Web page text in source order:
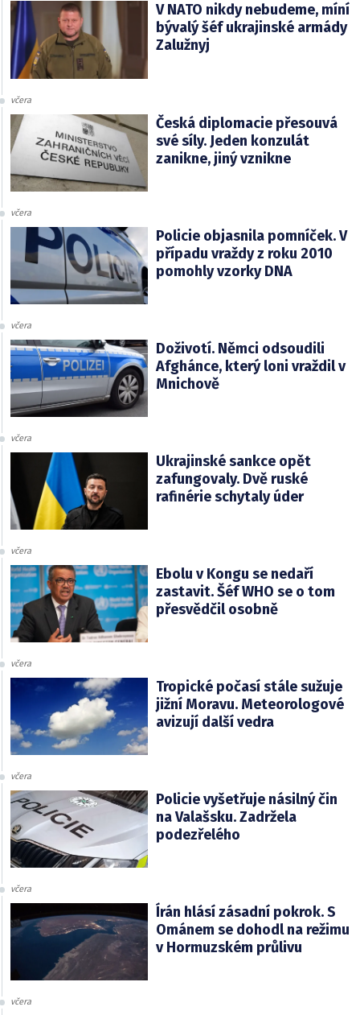
V NATO nikdy nebudeme, míní
bývalý šéf ukrajinské armády
Zalužnyj
včera
Česká diplomacie přesouvá
své síly. Jeden konzulát
zanikne, jiný vznikne
včera
Policie objasnila pomníček. V
případu vraždy z roku 2010
pomohly vzorky DNA
včera
Doživotí. Němci odsoudili
Afghánce, který loni vraždil v
Mnichově
včera
Ukrajinské sankce opět
zafungovaly. Dvě ruské
rafinérie schytaly úder
včera
Ebolu v Kongu se nedaří
zastavit. Šéf WHO se o tom
přesvědčil osobně
včera
Tropické počasí stále sužuje
jižní Moravu. Meteorologové
avizují další vedra
včera
Policie vyšetřuje násilný čin
na Valašsku. Zadržela
podezřelého
včera
Írán hlásí zásadní pokrok. S
Ománem se dohodl na režimu
v Hormuzském průlivu
včera